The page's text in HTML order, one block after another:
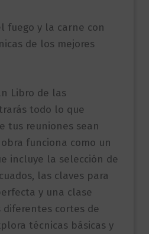
fuego y la carne con
de los mejores
Libro de las
todo lo que
tus reuniones sean
funciona como un
incluye la selección de
las claves para
y una clase
diferentes cortes de
técnicas básicas y